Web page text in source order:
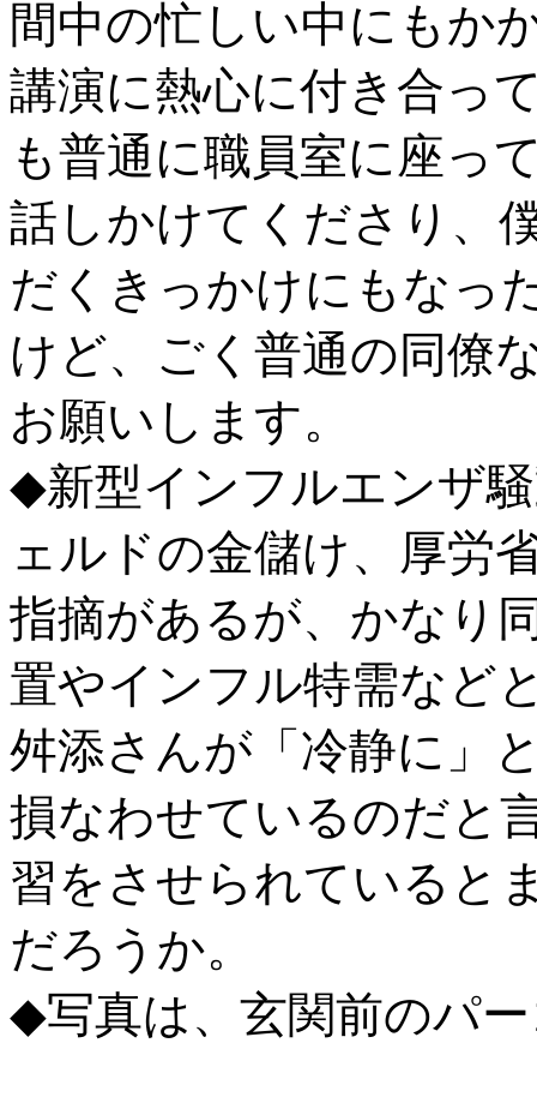
間中の忙しい中にもか
講演に熱心に付き合っ
も普通に職員室に座っ
話しかけてくださり、
だくきっかけにもなっ
けど、ごく普通の同僚
お願いします。
◆新型インフルエンザ
ェルドの金儲け、厚労
指摘があるが、かなり
置やインフル特需など
舛添さんが「冷静に」
損なわせているのだと
習をさせられていると
だろうか。
◆写真は、玄関前のパ